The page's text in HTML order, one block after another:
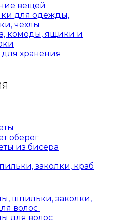
вещей
для одежды,
чехлы
комоды, ящики и
хранения
оберег
из бисера
заколки, краб
шпильки, заколки,
волос
для волос